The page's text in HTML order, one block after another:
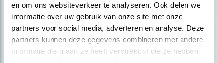
en om ons websiteverkeer te analyseren. Ook delen we
informatie over uw gebruik van onze site met onze
partners voor social media, adverteren en analyse. Deze
partners kunnen deze gegevens combineren met andere
informatie die u aan ze heeft verstrekt of die ze hebben